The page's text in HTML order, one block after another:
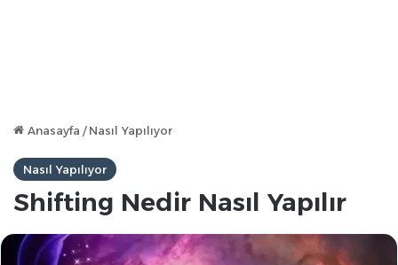
Anasayfa / Nasıl Yapılıyor
Nasıl Yapılıyor
Shifting Nedir Nasıl Yapılır